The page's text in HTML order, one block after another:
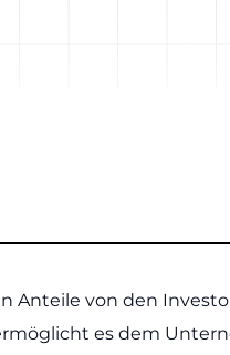
Anteile von den
es dem